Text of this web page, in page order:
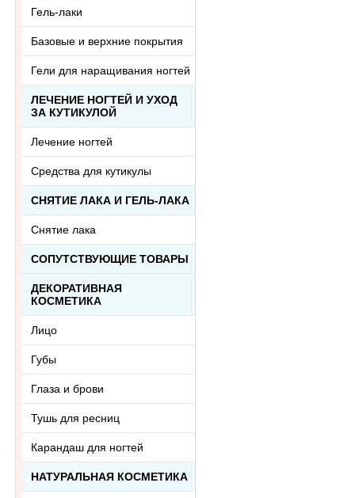
Гель-лаки
Базовые и верхние покрытия
Гели для наращивания ногтей
ЛЕЧЕНИЕ НОГТЕЙ И УХОД
ЗА КУТИКУЛОЙ
Лечение ногтей
Средства для кутикулы
СНЯТИЕ ЛАКА И ГЕЛЬ-ЛАКА
Снятие лака
СОПУТСТВУЮЩИЕ ТОВАРЫ
ДЕКОРАТИВНАЯ
КОСМЕТИКА
Лицо
Губы
Глаза и брови
Тушь для ресниц
Карандаш для ногтей
НАТУРАЛЬНАЯ КОСМЕТИКА